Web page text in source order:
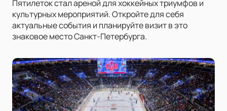
Пятилеток стал ареной для хоккейных триумфов и
культурных мероприятий. Откройте для себя
актуальные события и планируйте визит в это
знаковое место Санкт-Петербурга.